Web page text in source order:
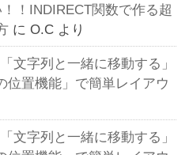
！INDIRECT関数で作る超
にO.C より
文字列と一緒に移動する」
位置機能」で簡単レイアウ
文字列と一緒に移動する」